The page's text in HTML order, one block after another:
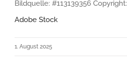
Bildquelle: #113139356 Copyright:
Adobe Stock
1. August 2025